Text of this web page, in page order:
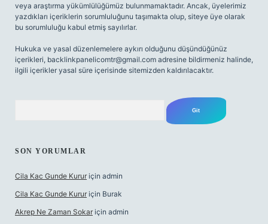
veya araştırma yükümlülüğümüz bulunmamaktadır. Ancak, üyelerimiz
yazdıkları içeriklerin sorumluluğunu taşımakta olup, siteye üye olarak
bu sorumluluğu kabul etmiş sayılırlar.
Hukuka ve yasal düzenlemelere aykırı olduğunu düşündüğünüz
içerikleri, backlinkpanelicomtr@gmail.com adresine bildirmeniz halinde,
ilgili içerikler yasal süre içerisinde sitemizden kaldırılacaktır.
SON YORUMLAR
Cila Kac Gunde Kurur için admin
Cila Kac Gunde Kurur için Burak
Akrep Ne Zaman Sokar için admin